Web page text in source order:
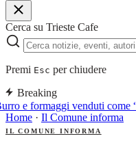
Cerca su Trieste Cafe
Premi Esc per chiudere
Breaking
e formaggi venduti come
Home · Il Comune informa
IL COMUNE INFORMA